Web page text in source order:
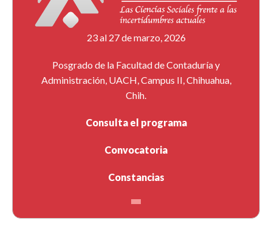
23 al 27 de marzo, 2026
Posgrado de la Facultad de Contaduría y
Administración, UACH, Campus II, Chihuahua,
Chih.
Consulta el programa
Convocatoria
Constancias